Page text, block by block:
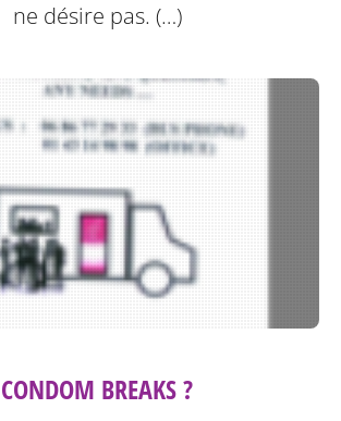
ne désire pas. (…)
CONDOM BREAKS ?